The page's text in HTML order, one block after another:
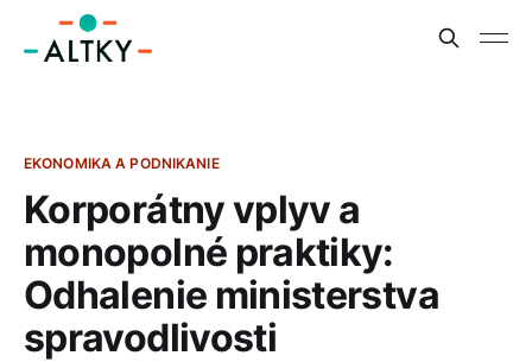
EKONOMIKA A PODNIKANIE
Korporátny vplyv a
monopolné praktiky:
Odhalenie ministerstva
spravodlivosti